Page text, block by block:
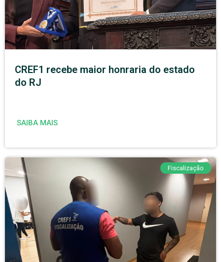
CREF1 recebe maior honraria do estado
do RJ
SAIBA MAIS
Fiscalização